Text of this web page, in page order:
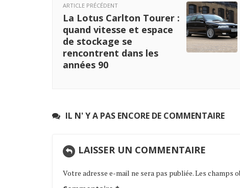
ARTICLE PRÉCÉDENT
La Lotus Carlton Tourer :
quand vitesse et espace
de stockage se
rencontrent dans les
années 90
IL N' Y A PAS ENCORE DE COMMENTAIRE
LAISSER UN COMMENTAIRE
Votre adresse e-mail ne sera pas publiée.Les champs